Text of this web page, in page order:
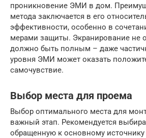
проникновение ЭМИ в дом.
метода заключается в его
эффективности, особенно в
мерами защиты. Экранирование не
должно быть полным – даже
уровня ЭМИ может оказать
самочувствие.
Выбор места для проема
Выбор оптимального места для
важный этап. Рекомендуется
обращенную к основному